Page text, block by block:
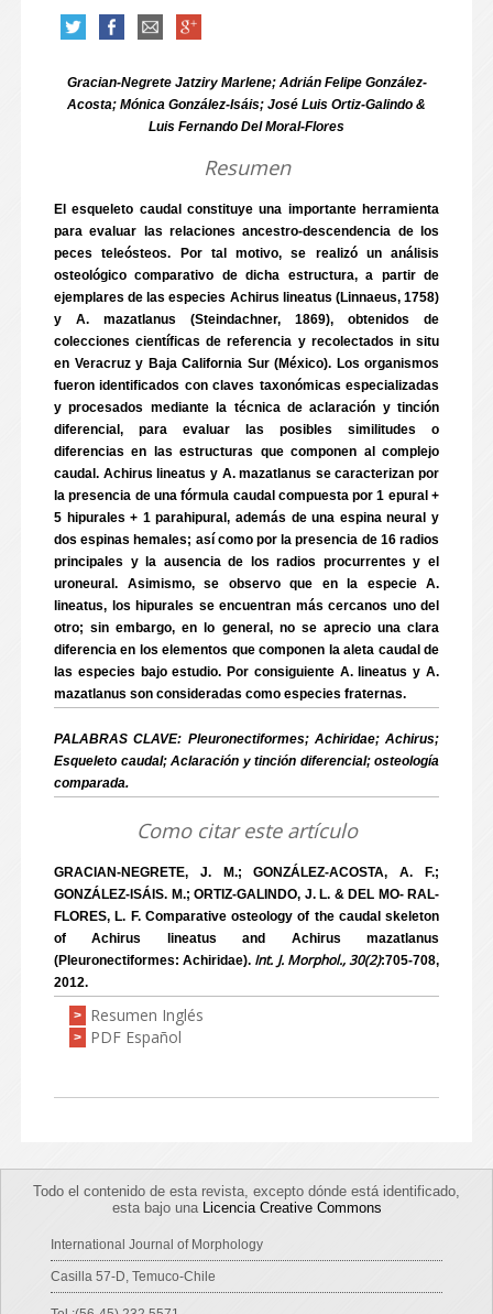
Gracian-Negrete Jatziry Marlene; Adrián Felipe González-
Acosta; Mónica González-Isáis; José Luis Ortiz-Galindo &
Luis Fernando Del Moral-Flores
Resumen
El esqueleto caudal constituye una importante herramienta
para evaluar las relaciones ancestro-descendencia de los
peces teleósteos. Por tal motivo, se realizó un análisis
osteológico comparativo de dicha estructura, a partir de
ejemplares de las especies Achirus lineatus (Linnaeus, 1758)
y A. mazatlanus (Steindachner, 1869), obtenidos de
colecciones científicas de referencia y recolectados in situ
en Veracruz y Baja California Sur (México). Los organismos
fueron identificados con claves taxonómicas especializadas
y procesados mediante la técnica de aclaración y tinción
diferencial, para evaluar las posibles similitudes o
diferencias en las estructuras que componen al complejo
caudal. Achirus lineatus y A. mazatlanus se caracterizan por
la presencia de una fórmula caudal compuesta por 1 epural +
5 hipurales + 1 parahipural, además de una espina neural y
dos espinas hemales; así como por la presencia de 16 radios
principales y la ausencia de los radios procurrentes y el
uroneural. Asimismo, se observo que en la especie A.
lineatus, los hipurales se encuentran más cercanos uno del
otro; sin embargo, en lo general, no se aprecio una clara
diferencia en los elementos que componen la aleta caudal de
las especies bajo estudio. Por consiguiente A. lineatus y A.
mazatlanus son consideradas como especies fraternas.
PALABRAS CLAVE: Pleuronectiformes; Achiridae; Achirus;
Esqueleto caudal; Aclaración y tinción diferencial; osteología
comparada.
Como citar este artículo
GRACIAN-NEGRETE, J. M.; GONZÁLEZ-ACOSTA, A. F.;
GONZÁLEZ-ISÁIS. M.; ORTIZ-GALINDO, J. L. & DEL MO- RAL-
FLORES, L. F. Comparative osteology of the caudal skeleton
of Achirus lineatus and Achirus mazatlanus
(Pleuronectiformes: Achiridae). Int. J. Morphol., 30(2):705-708,
2012.
> Resumen Inglés
> PDF Español
Todo el contenido de esta revista, excepto dónde está identificado,
esta bajo una Licencia Creative Commons
International Journal of Morphology
Casilla 57-D, Temuco-Chile